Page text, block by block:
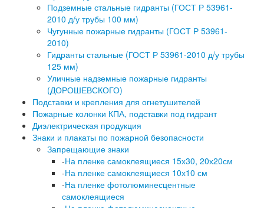
Подземные стальные гидранты (ГОСТ Р 53961-
2010 д/у трубы 100 мм)
Чугунные пожарные гидранты (ГОСТ Р 53961-
2010)
Гидранты стальные (ГОСТ Р 53961-2010 д/у трубы
125 мм)
Уличные надземные пожарные гидранты
(ДОРОШЕВСКОГО)
Подставки и крепления для огнетушителей
Пожарные колонки КПА, подставки под гидрант
Диэлектрическая продукция
Знаки и плакаты по пожарной безопасности
Запрещающие знаки
-На пленке самоклеящиеся 15х30, 20х20см
-На пленке самоклеящиеся 10х10 см
-На пленке фотолюминесцентные
самоклеящиеся